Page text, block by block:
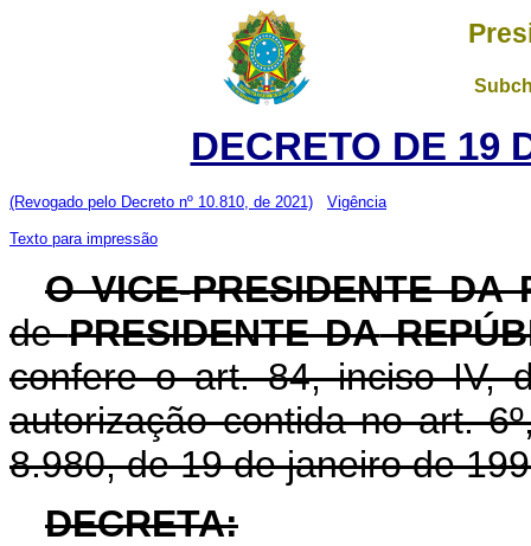
DECRETO DE 19
(Revogado pelo Decreto nº 10.810, de 2021) Vigência
Texto para impressão
O VICE-PRESIDENTE DA
dePRESIDENTE DA
confere o art. 84, inciso IV,
autorização contida no art.
8.980, de 19 de janeiro de
DECRETA: